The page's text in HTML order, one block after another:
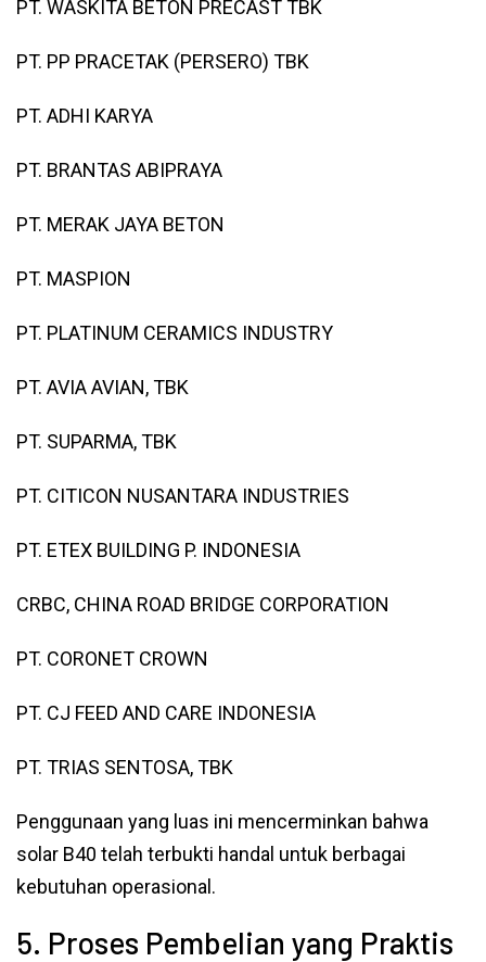
PT. WASKITA BETON PRECAST TBK
PT. PP PRACETAK (PERSERO) TBK
PT. ADHI KARYA
PT. BRANTAS ABIPRAYA
PT. MERAK JAYA BETON
PT. MASPION
PT. PLATINUM CERAMICS INDUSTRY
PT. AVIA AVIAN, TBK
PT. SUPARMA, TBK
PT. CITICON NUSANTARA INDUSTRIES
PT. ETEX BUILDING P. INDONESIA
CRBC, CHINA ROAD BRIDGE CORPORATION
PT. CORONET CROWN
PT. CJ FEED AND CARE INDONESIA
PT. TRIAS SENTOSA, TBK
Penggunaan yang luas ini mencerminkan bahwa
solar B40 telah terbukti handal untuk berbagai
kebutuhan operasional.
5. Proses Pembelian yang Praktis